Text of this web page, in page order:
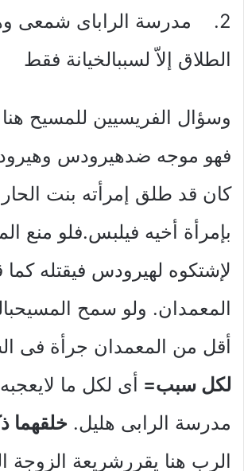
2. مدرسة الراباى شمعى
الطلاق إلاّ لسببالخيانة فقط
وسؤال الفريسيين للمسيح
فهو موجه ضدهيرودس
كان قد طلق إمرأته بنت
بإمرأة أخيه فيلبس.فلو منع
لإشتكوه لهيرودس فيقتله كما
المعمدان. ولو سمح
أقل من المعمدان جرأة فى
لكل سبب= أى لكل ما
مدرسة الرابى هليل. خلقهما
الرب هنا يقررشريعة الزوجة